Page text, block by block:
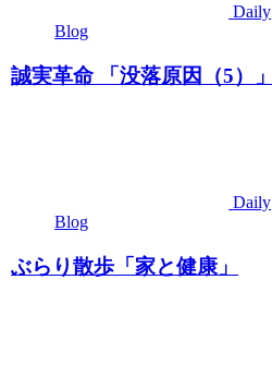
Daily
Blog
誠実革命 「没落原因（5）」
Daily
Blog
ぶらり散歩「家と健康」